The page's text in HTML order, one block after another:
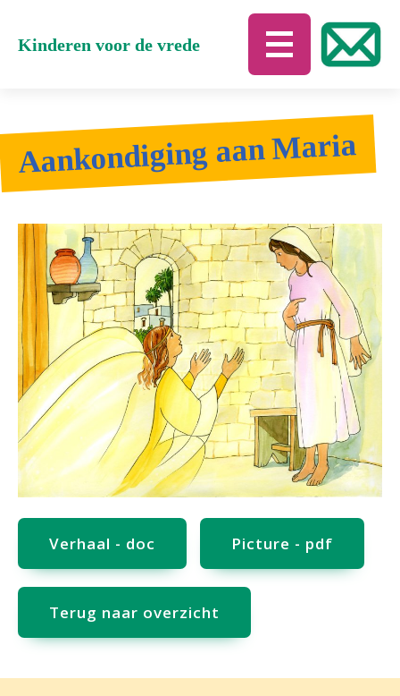
Kinderen voor de vrede
Aankondiging aan Maria
Verhaal - doc Picture - pdf
Terug naar overzicht